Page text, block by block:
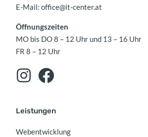
E-Mail:office@it-center.at
Öffnungszeiten
MO bis DO 8 – 12 Uhr und 13 – 16 Uhr
FR 8 – 12 Uhr
Leistungen
Webentwicklung